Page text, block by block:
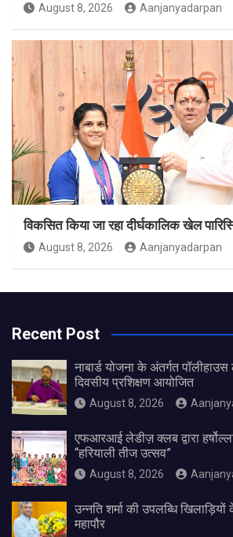
August 8, 2026 Aanjanyadarpan
विकसित किया जा रहा दीर्घकालिक खेल
August 8, 2026 Aanjanyadarpan
Recent Post
नाबार्ड योजना के अंतर्गत
दिवसीय प्रशिक्षण आयोजित
August 8, 2026
एफआरआई लेडीज़ क्लब द्वारा
“हरियाली तीज उत्सव”
August 8, 2026
उन्नति शर्मा की उपलब्धि
महापौर